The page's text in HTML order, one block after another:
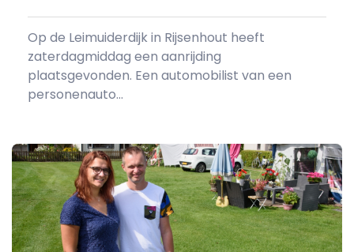
Op de Leimuiderdijk in Rijsenhout heeft
zaterdagmiddag een aanrijding
plaatsgevonden. Een automobilist van een
personenauto...